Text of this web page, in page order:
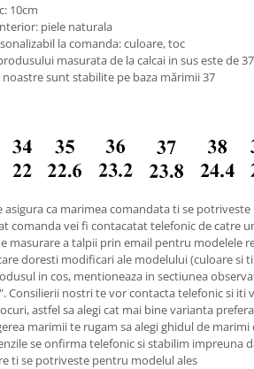
10cm
piele naturala
la comanda: culoare, toc
masurata de la calcai in sus este de
sunt stabilite pe baza mărimii 37
asigura ca marimea comandata ti se
comanda vei fi contacatat telefonic de catre
masurare a talpii prin email pentru modelele
doresti modificari ale modelului (culoare si
in cos, mentioneaza in sectiunea
Consilierii nostri te vor contacta telefonic si iti
astfel sa alegi cat mai bine varianta
marimii te rugam sa alegi ghidul de marimi
se onfirma telefonic si stabilim impreuna
ti se potriveste pentru modelul ales